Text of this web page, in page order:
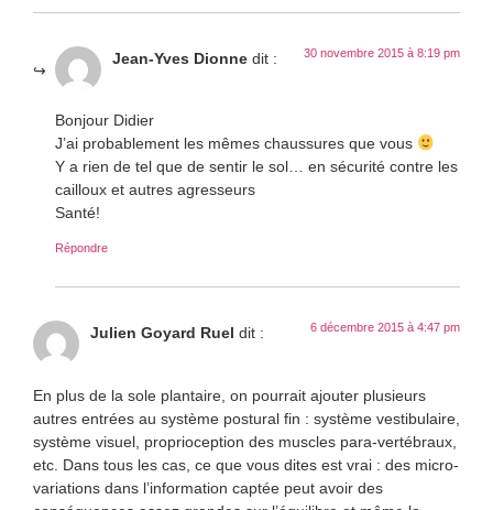
Jean-Yves Dionne dit : 30 novembre 2015 à 8:19 pm
Bonjour Didier
J’ai probablement les mêmes chaussures que vous
Y a rien de tel que de sentir le sol… en sécurité contre les
cailloux et autres agresseurs
Santé!
Répondre
Julien Goyard Ruel dit : 6 décembre 2015 à 4:47 pm
En plus de la sole plantaire, on pourrait ajouter plusieurs
autres entrées au système postural fin : système vestibulaire,
système visuel, proprioception des muscles para-vertébraux,
etc. Dans tous les cas, ce que vous dites est vrai : des micro-
variations dans l’information captée peut avoir des